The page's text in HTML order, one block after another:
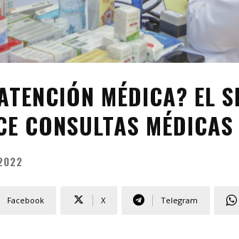
MÉDICA? EL
CONSULTAS
Facebook X Telegram